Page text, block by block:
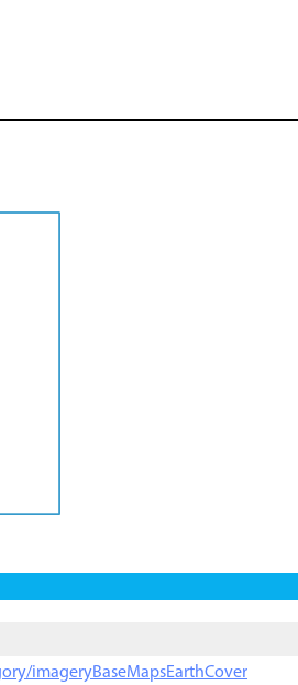
imageryBaseMapsEarthCover